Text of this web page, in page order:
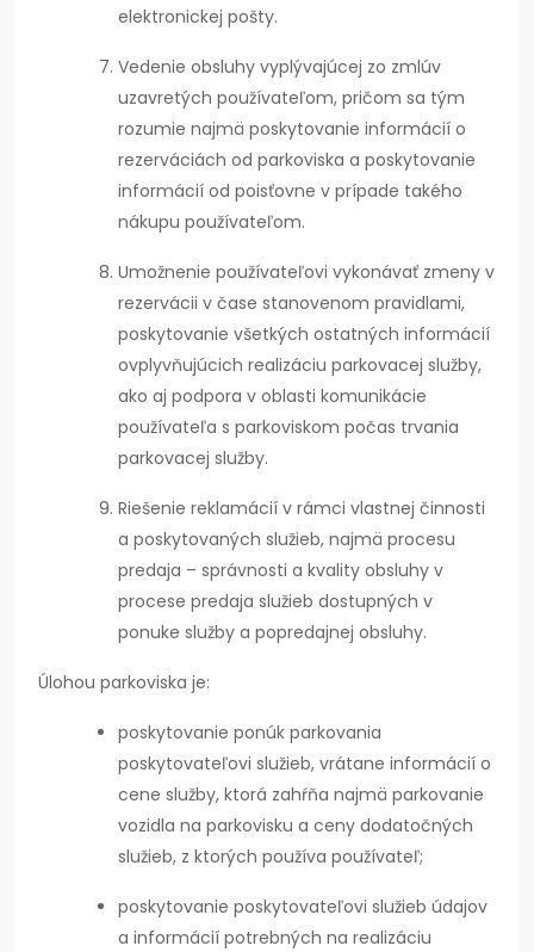
elektronickej pošty.
Vedenie obsluhy vyplývajúcej zo zmlúv
uzavretých používateľom, pričom sa tým
rozumie najmä poskytovanie informácií o
rezerváciách od parkoviska a poskytovanie
informácií od poisťovne v prípade takého
nákupu používateľom.
Umožnenie používateľovi vykonávať zmeny v
rezervácii v čase stanovenom pravidlami,
poskytovanie všetkých ostatných informácií
ovplyvňujúcich realizáciu parkovacej služby,
ako aj podpora v oblasti komunikácie
používateľa s parkoviskom počas trvania
parkovacej služby.
Riešenie reklamácií v rámci vlastnej činnosti
a poskytovaných služieb, najmä procesu
predaja – správnosti a kvality obsluhy v
procese predaja služieb dostupných v
ponuke služby a popredajnej obsluhy.
Úlohou parkoviska je:
poskytovanie ponúk parkovania
poskytovateľovi služieb, vrátane informácií o
cene služby, ktorá zahŕňa najmä parkovanie
vozidla na parkovisku a ceny dodatočných
služieb, z ktorých používa používateľ;
poskytovanie poskytovateľovi služieb údajov
a informácií potrebných na realizáciu